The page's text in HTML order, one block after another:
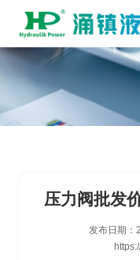
压力阀批发
发布日期：